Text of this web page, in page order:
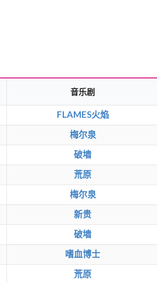
音乐剧
FLAMES火焰
梅尔泉
破墙
荒原
梅尔泉
新贵
破墙
嗜血博士
荒原